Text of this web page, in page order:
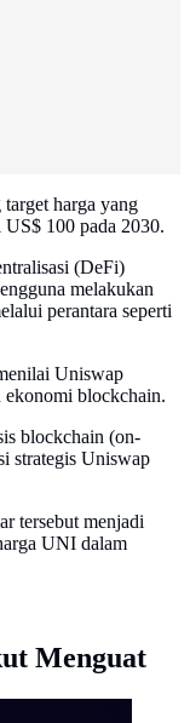
harga yang
100 pada 2030.
(DeFi)
melakukan
perantara seperti
Uniswap
ekonomi blockchain.
blockchain (on-
strategis Uniswap
tersebut menjadi
UNI dalam
Menguat